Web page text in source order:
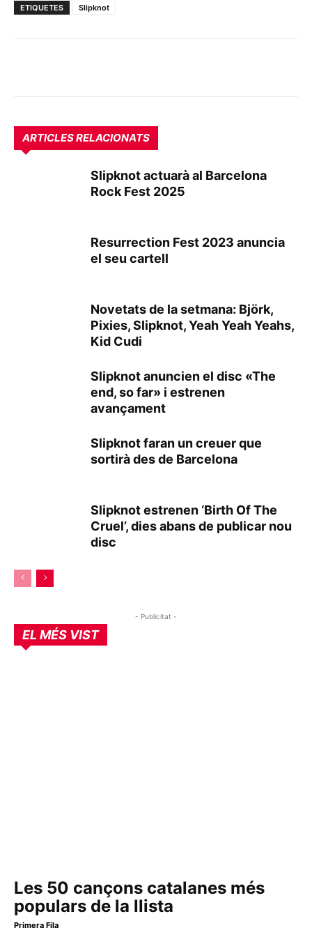
ETIQUETES Slipknot
ARTICLES RELACIONATS
Slipknot actuarà al Barcelona
Rock Fest 2025
Resurrection Fest 2023 anuncia
el seu cartell
Novetats de la setmana: Björk,
Pixies, Slipknot, Yeah Yeah Yeahs,
Kid Cudi
Slipknot anuncien el disc «The
end, so far» i estrenen
avançament
Slipknot faran un creuer que
sortirà des de Barcelona
Slipknot estrenen ‘Birth Of The
Cruel’, dies abans de publicar nou
disc
- Publicitat -
EL MÉS VIST
Les 50 cançons catalanes més
populars de la llista
Primera Fila